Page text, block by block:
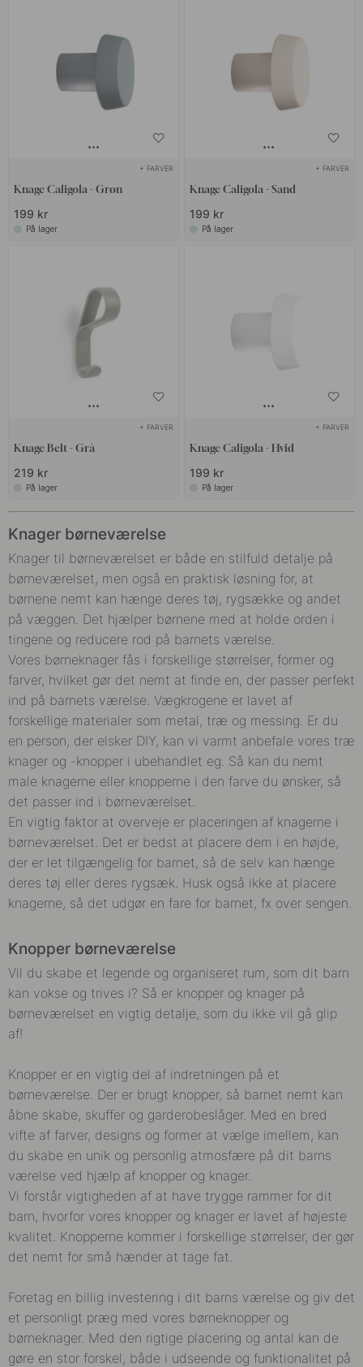
+ FARVER
Knage Caligola - Grøn
199 kr
På lager
+ FARVER
Knage Caligola - Sand
199 kr
På lager
+ FARVER
Knage Belt - Grå
219 kr
På lager
+ FARVER
Knage Caligola - Hvid
199 kr
På lager
Knager børneværelse
Knager til børneværelset er både en stilfuld detalje på
børneværelset, men også en praktisk løsning for, at
børnene nemt kan hænge deres tøj, rygsække og andet
på væggen. Det hjælper børnene med at holde orden i
tingene og reducere rod på barnets værelse.
Vores børneknager fås i forskellige størrelser, former og
farver, hvilket gør det nemt at finde en, der passer perfekt
ind på barnets værelse. Vægkrogene er lavet af
forskellige materialer som metal, træ og messing. Er du
en person, der elsker DIY, kan vi varmt anbefale vores træ
knager og -knopper i ubehandlet eg. Så kan du nemt
male knagerne eller knopperne i den farve du ønsker, så
det passer ind i børneværelset.
En vigtig faktor at overveje er placeringen af ​​knagerne i
børneværelset. Det er bedst at placere dem i en højde,
der er let tilgængelig for barnet, så de selv kan hænge
deres tøj eller deres rygsæk. Husk også ikke at placere
knagerne, så det udgør en fare for barnet, fx over sengen.
Knopper børneværelse
Vil du skabe et legende og organiseret rum, som dit barn
kan vokse og trives i? Så er knopper og knager på
børneværelset en vigtig detalje, som du ikke vil gå glip
af!
Knopper er en vigtig del af indretningen på et
børneværelse. Der er brugt knopper, så barnet nemt kan
åbne skabe, skuffer og garderobeslåger. Med en bred
vifte af farver, designs og former at vælge imellem, kan
du skabe en unik og personlig atmosfære på dit barns
værelse ved hjælp af knopper og knager.
Vi forstår vigtigheden af ​​at have trygge rammer for dit
barn, hvorfor vores knopper og knager er lavet af højeste
kvalitet. Knopperne kommer i forskellige størrelser, der gør
det nemt for små hænder at tage fat.
Foretag en billig investering i dit barns værelse og giv det
et personligt præg med vores børneknopper og
børneknager. Med den rigtige placering og antal kan de
gøre en stor forskel, både i udseende og funktionalitet på